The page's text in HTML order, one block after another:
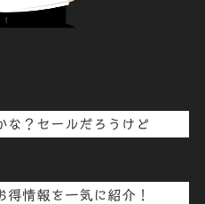
な？セールだろうけど
情報を一気に紹介！